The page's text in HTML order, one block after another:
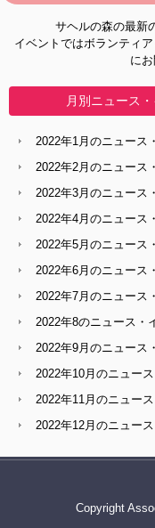
サヘルの森の最新
イベントではボランティ
に
月別ニュース
2022年1月のニュース
2022年2月のニュース
2022年3月のニュース
2022年4月のニュース
2022年5月のニュース
2022年6月のニュース
2022年7月のニュース
2022年8のニュース・
2022年9月のニュース
2022年10月のニュー
2022年11月のニュー
2022年12月のニュー
Copyright